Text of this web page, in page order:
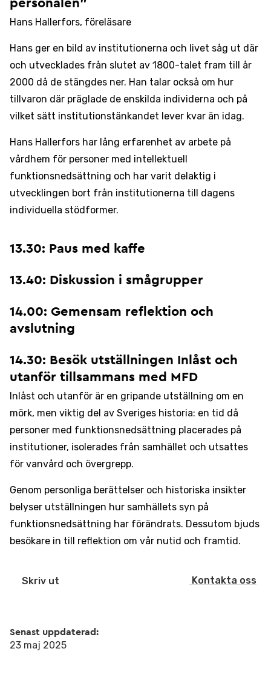
personalen”
Hans Hallerfors, föreläsare
Hans ger en bild av institutionerna och livet såg ut där
och utvecklades från slutet av 1800-talet fram till år
2000 då de stängdes ner. Han talar också om hur
tillvaron där präglade de enskilda individerna och på
vilket sätt institutionstänkandet lever kvar än idag.
Hans Hallerfors har lång erfarenhet av arbete på
vårdhem för personer med intellektuell
funktionsnedsättning och har varit delaktig i
utvecklingen bort från institutionerna till dagens
individuella stödformer.
13.30: Paus med kaffe
13.40: Diskussion i smågrupper
14.00: Gemensam reflektion och
avslutning
14.30: Besök utställningen Inlåst och
utanför tillsammans med MFD
Inlåst och utanför är en gripande utställning om en
mörk, men viktig del av Sveriges historia: en tid då
personer med funktionsnedsättning placerades på
institutioner, isolerades från samhället och utsattes
för vanvård och övergrepp.
Genom personliga berättelser och historiska insikter
belyser utställningen hur samhällets syn på
funktionsnedsättning har förändrats. Dessutom bjuds
besökare in till reflektion om vår nutid och framtid.
Skriv ut Kontakta oss
Senast uppdaterad:
23 maj 2025